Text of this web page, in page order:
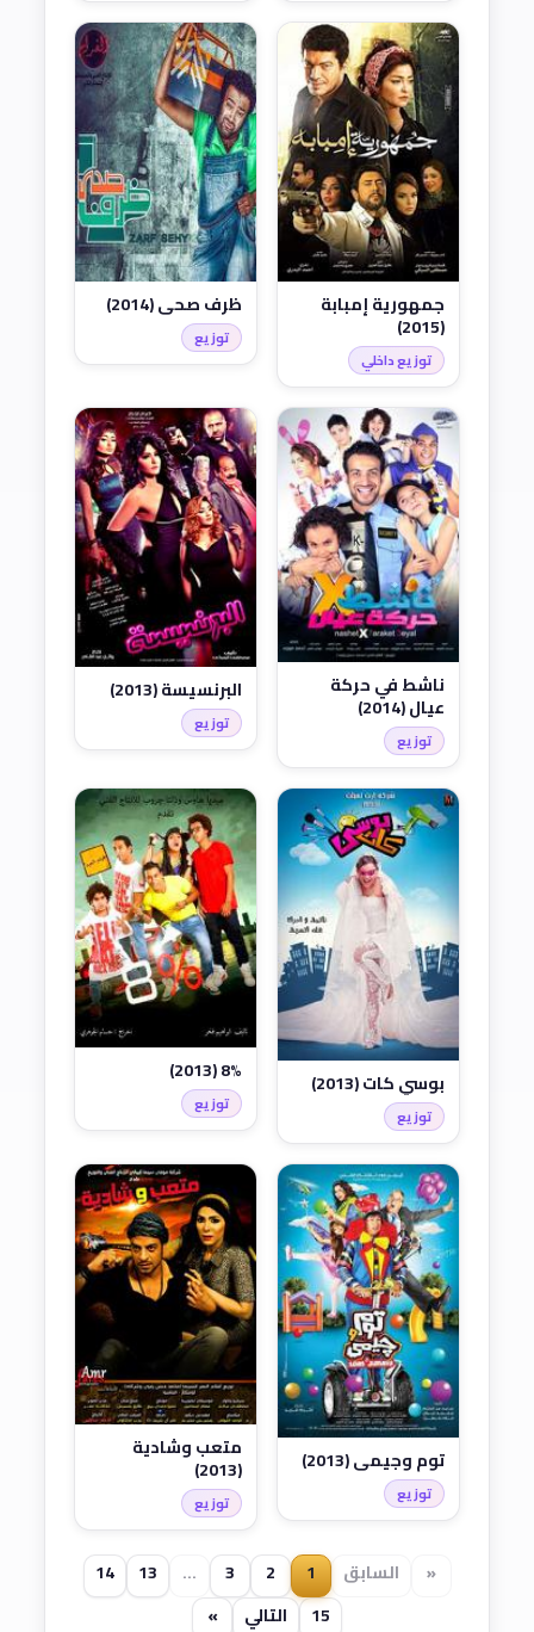
جمهورية إمبابة
(2015)
توزيع داخلي
ظرف صحي (2014)
توزيع
ناشط في حركة
عيال (2014)
توزيع
البرنسيسة (2013)
توزيع
بوسي كات (2013)
توزيع
8% (2013)
توزيع
توم وجيمي (2013)
توزيع
متعب وشادية
(2013)
توزيع
« السابق 1
2
3
...
13
14
15
التالي
»